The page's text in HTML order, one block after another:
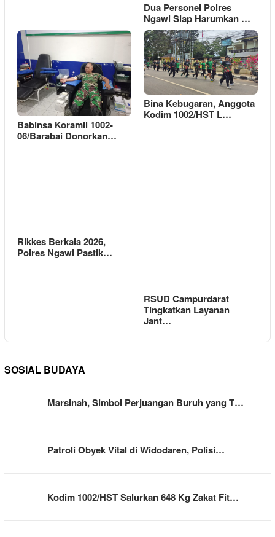
Dua Personel Polres
Ngawi Siap Harumkan …
Babinsa Koramil 1002-
06/Barabai Donorkan…
Bina Kebugaran, Anggota
Kodim 1002/HST L…
Rikkes Berkala 2026,
Polres Ngawi Pastik…
RSUD Campurdarat
Tingkatkan Layanan
Jant…
SOSIAL BUDAYA
Marsinah, Simbol Perjuangan Buruh yang T…
Patroli Obyek Vital di Widodaren, Polisi…
Kodim 1002/HST Salurkan 648 Kg Zakat Fit…